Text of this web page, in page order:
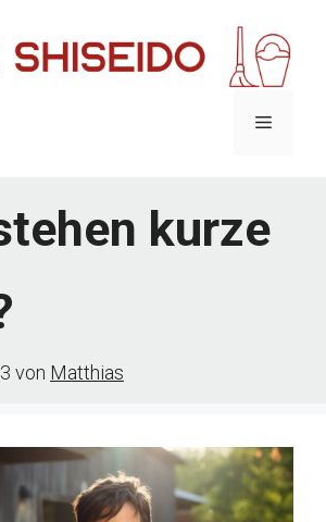
Menü
kurze
von Matthias